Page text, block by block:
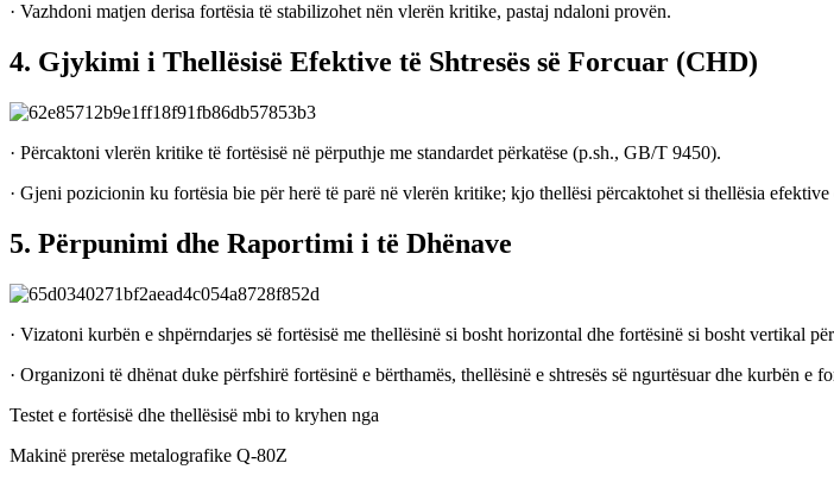
· Vazhdoni matjen derisa fortësia të stabilizohet nën vlerën kritike, pastaj ndaloni provën.
4. Gjykimi i Thellësisë Efektive të Shtresës së Forcuar (CHD)
· Përcaktoni vlerën kritike të fortësisë në përputhje me standardet përkatëse (p.sh., GB/T 9450).
· Gjeni pozicionin ku fortësia bie për herë të parë në vlerën kritike; kjo thellësi përcaktohet si thellësia efektive
5. Përpunimi dhe Raportimi i të Dhënave
· Vizatoni kurbën e shpërndarjes së fortësisë me thellësinë si bosht horizontal dhe fortësinë si bosht vertikal
· Organizoni të dhënat duke përfshirë fortësinë e bërthamës, thellësinë e shtresës së ngurtësuar dhe kurbën e
Testet e fortësisë dhe thellësisë mbi to kryhen nga
Makinë prerëse metalografike Q-80Z